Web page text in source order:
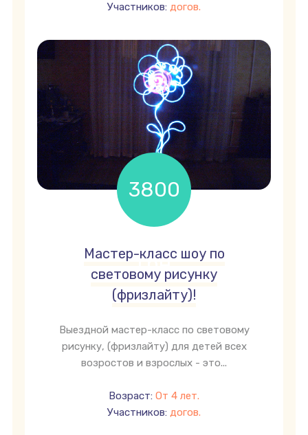
Участников: догов.
3800
грн
Мастер-класс шоу по
световому рисунку
(фризлайту)!
Выездной мастер-класс по световому
рисунку, (фризлайту) для детей всех
возростов и взрослых - это...
Возраст: От 4 лет.
Участников: догов.